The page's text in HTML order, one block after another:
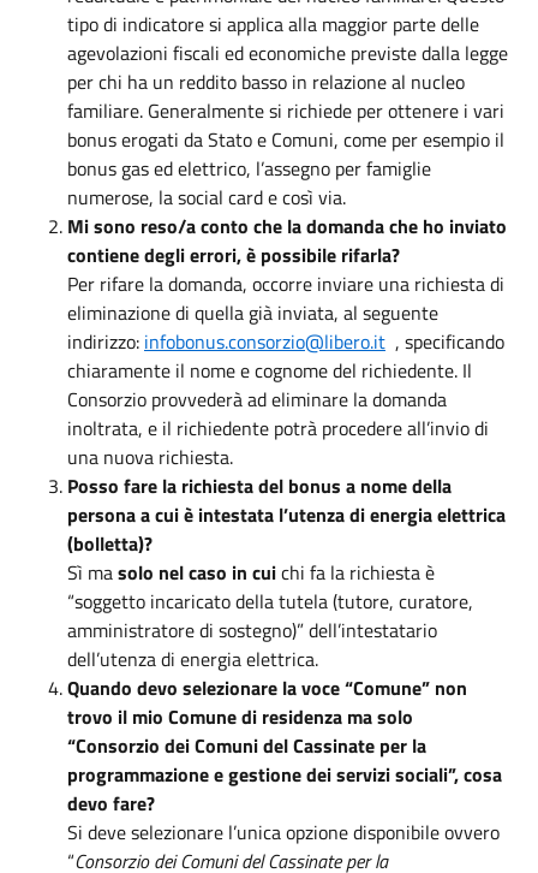
tipo di indicatore si applica alla maggior parte delle
agevolazioni fiscali ed economiche previste dalla legge
per chi ha un reddito basso in relazione al nucleo
familiare. Generalmente si richiede per ottenere i vari
bonus erogati da Stato e Comuni, come per esempio il
bonus gas ed elettrico, l’assegno per famiglie
numerose, la social card e così via.
Mi sono reso/a conto che la domanda che ho inviato
contiene degli errori, è possibile rifarla?
Per rifare la domanda, occorre inviare una richiesta di
eliminazione di quella già inviata, al seguente
indirizzo: infobonus.consorzio@libero.it , specificando
chiaramente il nome e cognome del richiedente. Il
Consorzio provvederà ad eliminare la domanda
inoltrata, e il richiedente potrà procedere all’invio di
una nuova richiesta.
Posso fare la richiesta del bonus a nome della
persona a cui è intestata l’utenza di energia elettrica
(bolletta)?
Sì masolo nel caso in cuichi fa la richiesta è
“soggetto incaricato della tutela (tutore, curatore,
amministratore di sostegno)” dell’intestatario
dell’utenza di energia elettrica.
Quando devo selezionare la voce “Comune” non
trovo il mio Comune di residenza ma solo
“Consorzio dei Comuni del Cassinate per la
programmazione e gestione dei servizi sociali”, cosa
devo fare?
Si deve selezionare l’unica opzione disponibile ovvero
“Consorzio dei Comuni del Cassinate per la